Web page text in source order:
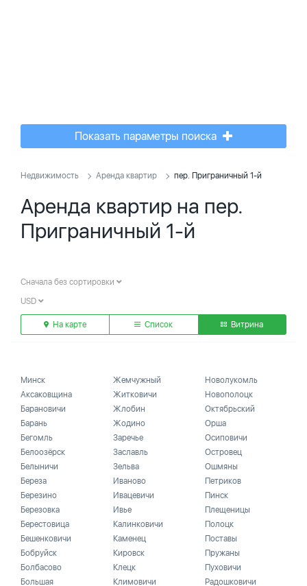
Показать параметры поиска
Недвижимость Аренда квартир пер. Приграничный 1-й
Аренда квартир на пер.
Приграничный 1-й
Сначала без сортировки
USD
На карте Список Витрина
Минск
Аксаковщина
Барановичи
Барань
Бегомль
Белоозёрск
Белыничи
Береза
Березино
Березовка
Берестовица
Бешенковичи
Бобруйск
Болбасово
Большая
Жемчужный
Житковичи
Жлобин
Жодино
Заречье
Заславль
Зельва
Иваново
Ивацевичи
Ивье
Калинковичи
Каменец
Кировск
Клецк
Климовичи
Новолукомль
Новополоцк
Октябрьский
Орша
Осиповичи
Островец
Ошмяны
Петриков
Пинск
Плещеницы
Полоцк
Поставы
Пружаны
Пуховичи
Радошковичи